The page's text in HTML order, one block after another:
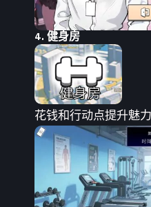
4. 健身房
花钱和行动点提升魅